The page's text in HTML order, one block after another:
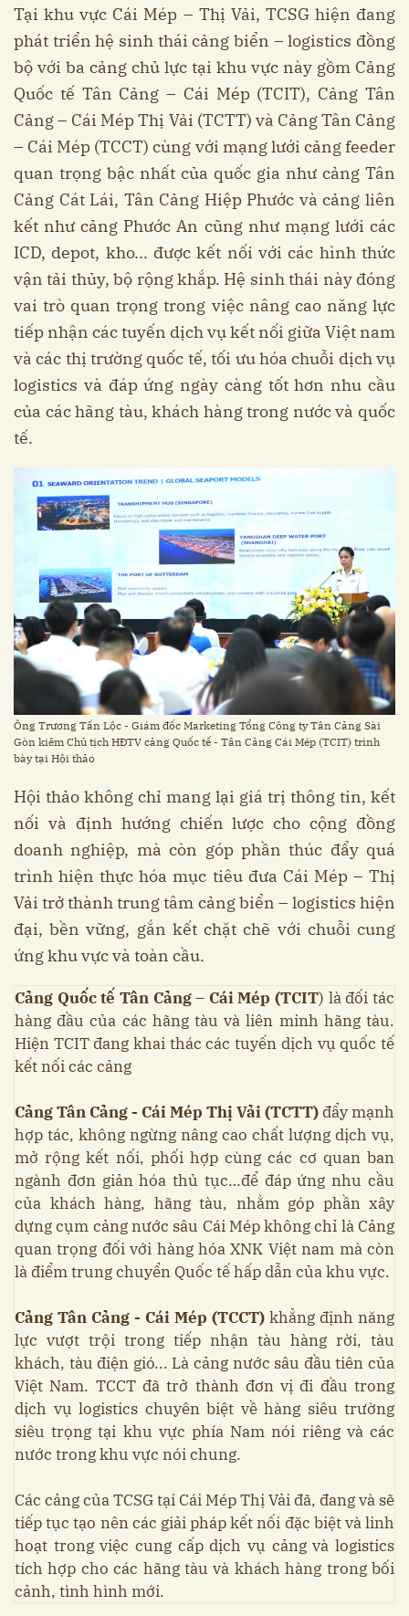
Tại khu vực Cái Mép – Thị Vải, TCSG hiện đang
phát triển hệ sinh thái cảng biển – logistics đồng
bộ với ba cảng chủ lực tại khu vực này gồm Cảng
Quốc tế Tân Cảng – Cái Mép (TCIT), Cảng Tân
Cảng – Cái Mép Thị Vải (TCTT) và Cảng Tân Cảng
– Cái Mép (TCCT) cùng với mạng lưới cảng feeder
quan trọng bậc nhất của quốc gia như cảng Tân
Cảng Cát Lái, Tân Cảng Hiệp Phước và cảng liên
kết như cảng Phước An cũng như mạng lưới các
ICD, depot, kho... được kết nối với các hình thức
vận tải thủy, bộ rộng khắp. Hệ sinh thái này đóng
vai trò quan trọng trong việc nâng cao năng lực
tiếp nhận các tuyến dịch vụ kết nối giữa Việt nam
và các thị trường quốc tế, tối ưu hóa chuỗi dịch vụ
logistics và đáp ứng ngày càng tốt hơn nhu cầu
của các hãng tàu, khách hàng trong nước và quốc
tế.
Ông Trương Tấn Lộc - Giám đốc Marketing Tổng Công ty Tân Cảng Sài
Gòn kiêm Chủ tịch HĐTV cảng Quốc tế - Tân Cảng Cái Mép (TCIT) trình
bày tại Hội thảo
Hội thảo không chỉ mang lại giá trị thông tin, kết
nối và định hướng chiến lược cho cộng đồng
doanh nghiệp, mà còn góp phần thúc đẩy quá
trình hiện thực hóa mục tiêu đưa Cái Mép – Thị
Vải trở thành trung tâm cảng biển – logistics hiện
đại, bền vững, gắn kết chặt chẽ với chuỗi cung
ứng khu vực và toàn cầu.
Cảng Quốc tế Tân Cảng – Cái Mép (TCIT) là đối tác
hàng đầu của các hãng tàu và liên minh hãng tàu.
Hiện TCIT đang khai thác các tuyến dịch vụ quốc tế
kết nối các cảng
Cảng Tân Cảng - Cái Mép Thị Vải (TCTT)đẩy mạnh
hợp tác, không ngừng nâng cao chất lượng dịch vụ,
mở rộng kết nối, phối hợp cùng các cơ quan ban
ngành đơn giản hóa thủ tục…để đáp ứng nhu cầu
của khách hàng, hãng tàu, nhằm góp phần xây
dựng cụm cảng nước sâu Cái Mép không chỉ là Cảng
quan trọng đối với hàng hóa XNK Việt nam mà còn
là điểm trung chuyển Quốc tế hấp dẫn của khu vực.
Cảng Tân Cảng - Cái Mép (TCCT) khẳng định năng
lực vượt trội trong tiếp nhận tàu hàng rời, tàu
khách, tàu điện gió... Là cảng nước sâu đầu tiên của
Việt Nam. TCCT đã trở thành đơn vị đi đầu trong
dịch vụ logistics chuyên biệt về hàng siêu trường
siêu trọng tại khu vực phía Nam nói riêng và các
nước trong khu vực nói chung.
Các cảng của TCSG tại Cái Mép Thị Vải đã, đang và sẽ
tiếp tục tạo nên các giải pháp kết nối đặc biệt và linh
hoạt trong việc cung cấp dịch vụ cảng và logistics
tích hợp cho các hãng tàu và khách hàng trong bối
cảnh, tình hình mới.